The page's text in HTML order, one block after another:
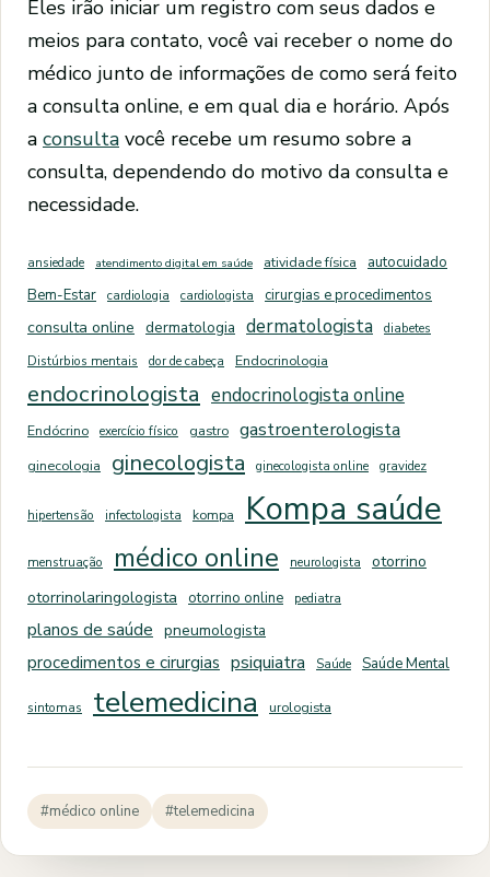
Eles irão iniciar um registro com seus dados e
meios para contato, você vai receber o nome do
médico junto de informações de como será feito
a consulta online, e em qual dia e horário. Após
a consulta você recebe um resumo sobre a
consulta, dependendo do motivo da consulta e
necessidade.
ansiedade atendimento digital em saúde atividade física
autocuidado
Bem-Estar
cardiologia cardiologista cirurgias e procedimentos
consulta online dermatologia dermatologista
diabetes
Distúrbios mentais
dor de cabeça Endocrinologia
endocrinologista endocrinologista online
Endócrino exercício físico gastro gastroenterologista
ginecologia ginecologista ginecologista online gravidez
hipertensão infectologista kompa Kompa saúde
menstruação médico online neurologista
otorrino
otorrinolaringologista
otorrino online pediatra
planos de saúde pneumologista
procedimentos e cirurgias psiquiatra Saúde Saúde Mental
sintomas telemedicina urologista
#médico online #telemedicina